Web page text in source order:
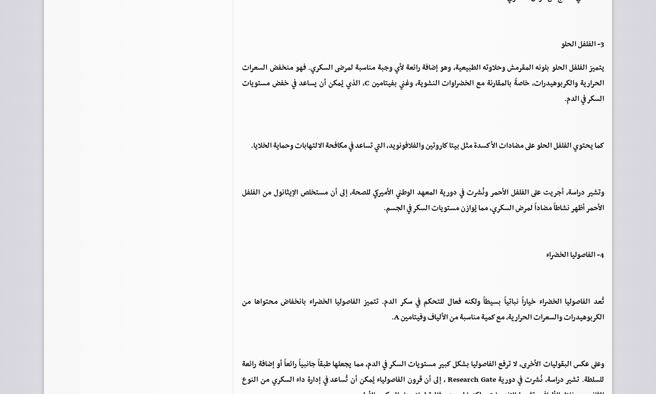
3- الفلفل الحلو
يتميز الفلفل الحلو بلونه المقرمش وحلاوته الطبيعية، وهو إضافة رائعة لأي وجبة مناسبة لمرضى السكري. فهو منخفض السعرات
الحرارية والكربوهيدرات، خاصةً بالمقارنة مع الخضراوات النشوية، وغني بفيتامين C، الذي يُمكن أن يساعد في خفض مستويات
السكر في الدم.
كما يحتوي الفلفل الحلو على مضادات الأكسدة مثل بيتا كاروتين والفلافونويد، التي تساعد في مكافحة الالتهابات وحماية الخلايا.
وتشير دراسة، أجريت على الفلفل الأحمر ونُشرت في دورية المعهد الوطني الأميركي للصحة، إلى أن مستخلص الإيثانول من الفلفل
الأحمر أظهر نشاطاً مضاداً لمرض السكري، مما يُوازن مستويات السكر في الجسم.
4- الفاصوليا الخضراء
تُعد الفاصوليا الخضراء خياراً نباتياً بسيطاً ولكنه فعال للتحكم في سكر الدم. تتميز الفاصوليا الخضراء بانخفاض محتواها من
الكربوهيدرات والسعرات الحرارية، مع كمية مناسبة من الألياف وفيتامين A.
وعلى عكس البقوليات الأخرى، لا ترفع الفاصوليا بشكل كبير مستويات السكر في الدم، مما يجعلها طبقاً جانبياً رائعاً أو إضافة رائعة
للسلطة. تشير دراسة، نُشرت في دورية Research Gate ، إلى أن قرون الفاصولياء يُمكن أن تُساعد في إدارة داء السكري من النوع